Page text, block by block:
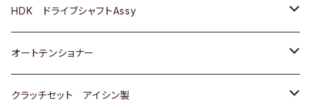
ＢＥＮＺ
スバル
三菱
スバル
マツダ
三菱
スバル
マツダ
三菱
スバル
日産
いすゞ
ダイハツ
ＢＭＷ
GOLF
ＷＡＧＥＮ
ＢＭＷ
ＷＡＧＥＮ
ＶＯＬＶＯ
トヨタ
ホンダ
スズキ
HDK ドライブシャフトAssy
スズキ
ダイハツ
オートテンショナー
トヨタ
クラッチセット アイシン製